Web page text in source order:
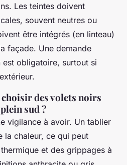
Les teintes doivent
souvent neutres ou
être intégrés (en linteau)
façade. Une demande
est obligatoire, surtout si
des volets noirs
sud ?
vigilance à avoir. Un tablier
la chaleur, ce qui peut
et des grippages à